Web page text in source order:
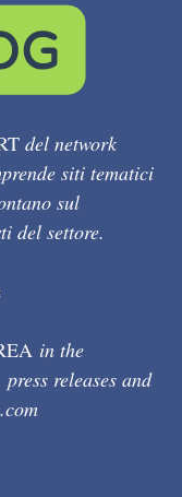
del network
siti tematici
sul
del settore.
in the
releases and